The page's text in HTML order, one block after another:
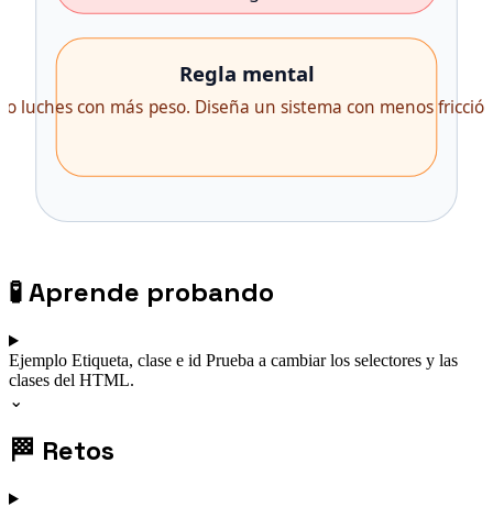
🧪Aprende probando
Ejemplo Etiqueta, clase e id Prueba a cambiar los selectores y las
clases del HTML.
⌄
🏁 Retos